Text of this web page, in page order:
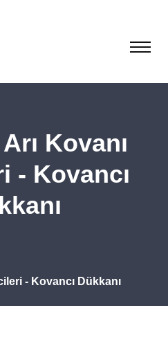
Kovanı
- Kovancı
- Kovancı Dükkanı